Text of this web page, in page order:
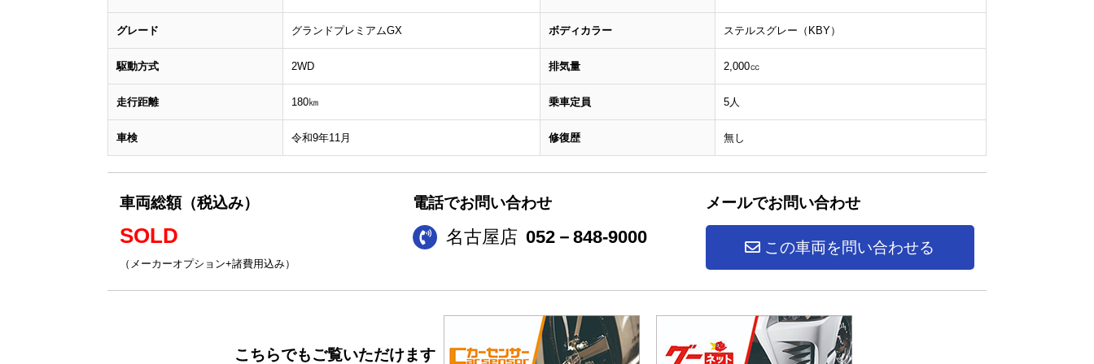
グレード グランドプレミアムGX ボディカラー ステルスグレー（KBY）
駆動方式 2WD 排気量 2,000㏄
走行距離 180㎞ 乗車定員 5人
車検 令和9年11月 修復歴 無し
車両総額（税込み）
SOLD
（メーカーオプション+諸費用込み）
電話でお問い合わせ
名古屋店 052－848-9000
メールでお問い合わせ
この車両を問い合わせる
こちらでもご覧いただけます